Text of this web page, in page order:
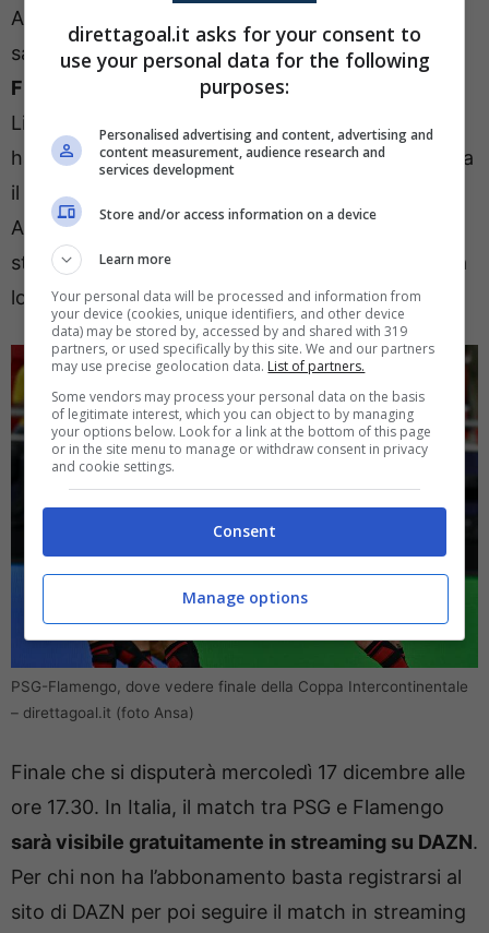
A contendersi la Coppa Intercontinentale 2025
saranno dunqueil PSG campione d’Europa eil
Flamengo
, recente vincitore della Copa
Libertadores in finale con il Palmeiras. I rossoneri
hanno vinto anche il campionato brasiliano poi tra
il 10 e il 13 dicembre si sono imposti contro Cruz
Azul e Pyramids nelle due sfide disputate allo
stadio Ahmed bin Ali di Al Rayyan in Qatar, stessa
location della finale.
PSG-Flamengo, dove vedere finale della Coppa Intercontinentale
– direttagoal.it (foto Ansa)
Finale che si disputerà mercoledì 17 dicembre alle
ore 17.30. In Italia, il match tra PSG e Flamengo
sarà visibile gratuitamente in streaming su DAZN.
Per chi non ha l’abbonamento basta registrarsi al
sito di DAZN per poi seguire il match in streaming
direttagoal.it asks for your consent to
use your personal data for the following
purposes:
Personalised advertising and content, advertising and
content measurement, audience research and
services development
Store and/or access information on a device
Learn more
Your personal data will be processed and information from
your device (cookies, unique identifiers, and other device
data) may be stored by, accessed by and shared with 319
partners, or used specifically by this site. We and our partners
may use precise geolocation data. List of partners.
Some vendors may process your personal data on the basis
of legitimate interest, which you can object to by managing
your options below. Look for a link at the bottom of this page
or in the site menu to manage or withdraw consent in privacy
and cookie settings.
Consent
Manage options